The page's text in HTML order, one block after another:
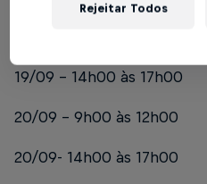
19/09 – 14h00 às 17h00
20/09 - 9h00 às 12h00
20/09- 14h00 às 17h00
Rejeitar Todos